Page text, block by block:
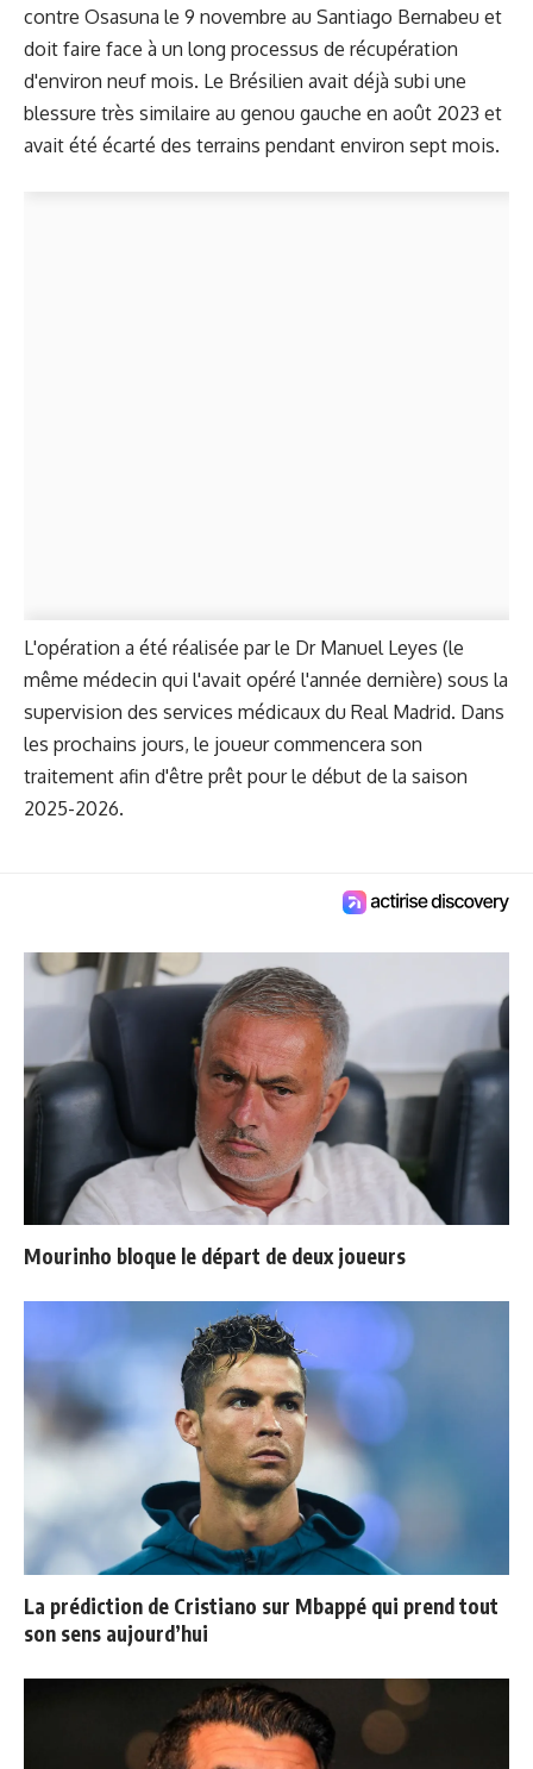
contre Osasuna le 9 novembre au Santiago Bernabeu et
doit faire face à un long processus de récupération
d'environ neuf mois. Le Brésilien avait déjà subi une
blessure très similaire au genou gauche en août 2023 et
avait été écarté des terrains pendant environ sept mois.
L'opération a été réalisée par le Dr Manuel Leyes (le
même médecin qui l'avait opéré l'année dernière) sous la
supervision des services médicaux du Real Madrid. Dans
les prochains jours, le joueur commencera son
traitement afin d'être prêt pour le début de la saison
2025-2026.
Mourinho bloque le départ de deux joueurs
La prédiction de Cristiano sur Mbappé qui prend tout
son sens aujourd’hui